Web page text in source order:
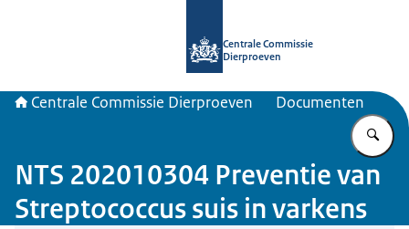
Centrale Commissie
Dierproeven
Centrale Commissie Dierproeven Documenten
NTS 202010304 Preventie van
Streptococcus suis in varkens